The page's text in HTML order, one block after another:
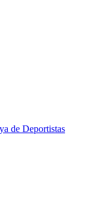
de Deportistas